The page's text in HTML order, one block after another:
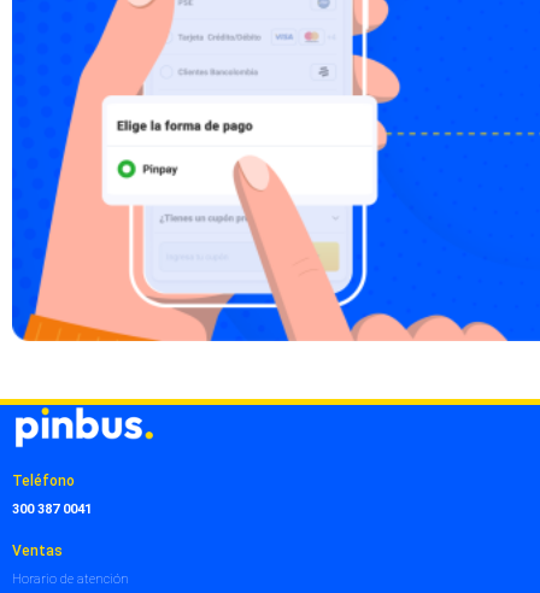
Teléfono
300 387 0041
Ventas
Horario de atención